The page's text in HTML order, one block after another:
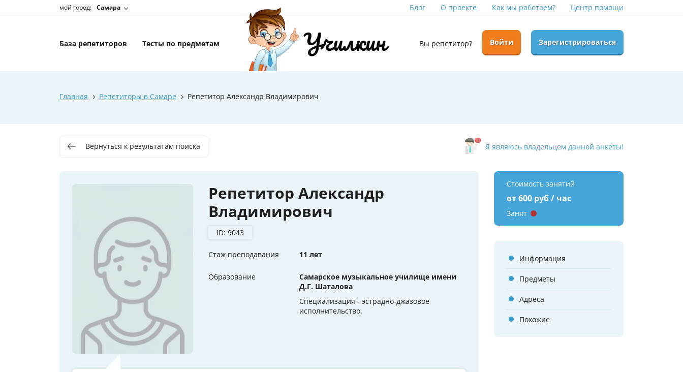
мой город: Самара Блог О проекте Как мы работаем? Центр помощи
База репетиторов Тесты по предметам Вы репетитор? Войти Зарегистрироваться
Главная Репетиторы в Самаре Репетитор Александр Владимирович
Вернуться к результатам поиска Я являюсь владельцем данной анкеты!
Репетитор Александр
Владимирович
ID: 9043
Стаж преподавания 11 лет
Образование
Самарское музыкальное училище имени
Д.Г. Шаталова
Специализация - эстрадно-джазовое
исполнительство.
Стоимость занятий
от 600 руб / час
Занят
Информация
Предметы
Адреса
Похожие